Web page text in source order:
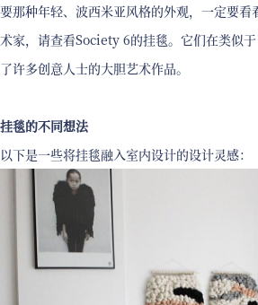
要那种年轻、波西米亚风格的外观，一定要
术家，请查看Society 6的挂毯。它们在类似
了许多创意人士的大胆艺术作品。
挂毯的不同想法
以下是一些将挂毯融入室内设计的设计灵感：